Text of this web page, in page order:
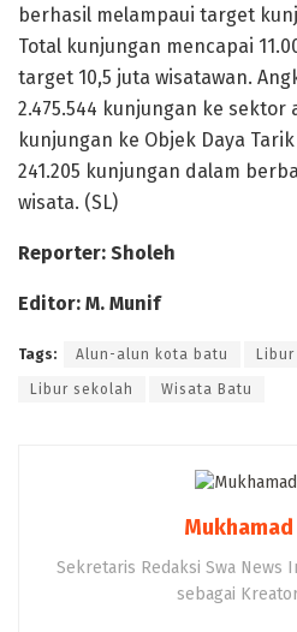
berhasil melampaui target
Total kunjungan mencapai
target 10,5 juta wisatawan.
2.475.544 kunjungan ke sektor
kunjungan ke Objek Daya
241.205 kunjungan dalam
wisata. (SL)
Reporter: Sholeh
Editor: M. Munif
Tags: Alun-alun kota batu Libur
Libur sekolah Wisata Batu
Sekretaris Redaksi Swa News
sebagai